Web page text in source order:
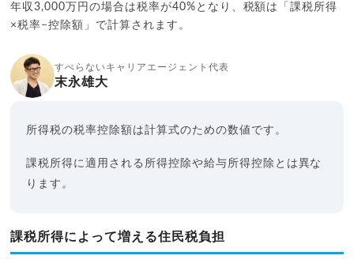
年収3,000万円の場合は税率が40%となり、税額は「課税所得
×税率−控除額」で計算されます。
すべらないキャリアエージェント代表
末永雄大
所得税の税率控除額は計算式のための数値です。
課税所得に適用される所得控除や給与所得控除とは異な
ります。
課税所得によって増える住民税負担